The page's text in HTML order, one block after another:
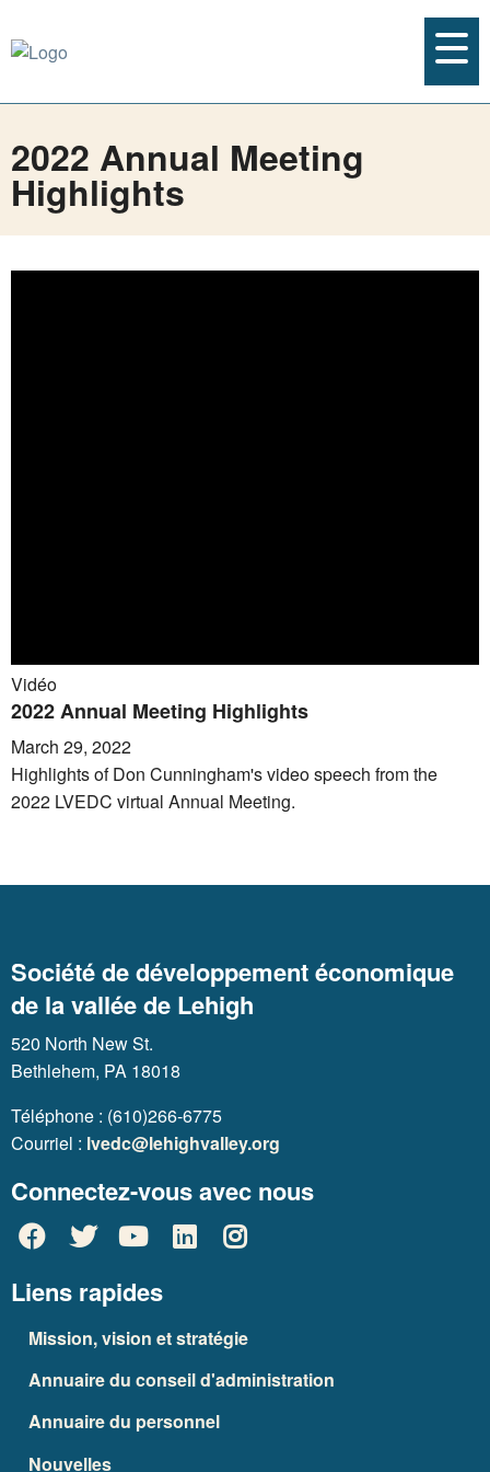
2022 Annual Meeting
Highlights
Vidéo
2022 Annual Meeting Highlights
March 29, 2022
Highlights of Don Cunningham's video speech from the
2022 LVEDC virtual Annual Meeting.
Société de développement économique
de la vallée de Lehigh
520 North New St.
Bethlehem, PA 18018
Téléphone : (610)266-6775
Courriel : lvedc@lehighvalley.org
Connectez-vous avec nous
Liens rapides
Mission, vision et stratégie
Annuaire du conseil d'administration
Annuaire du personnel
Nouvelles